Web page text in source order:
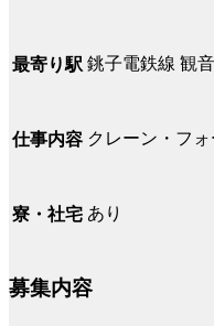
最寄り駅 銚子電鉄線 観
仕事内容 クレーン・フ
寮・社宅 あり
募集内容